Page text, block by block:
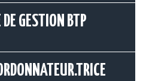
GESTION BTP